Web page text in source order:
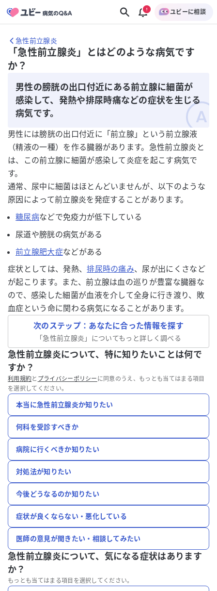
ユビーに相談
急性前立腺炎
「急性前立腺炎」とはどのような病気です
か？
男性の膀胱の出口付近にある前立腺に細菌が
感染して、発熱や排尿時痛などの症状を生じる
病気です。
男性には膀胱の出口付近に「前立腺」という前立腺液
（精液の一種）を作る臓器があります。急性前立腺炎と
は、この前立腺に細菌が感染して炎症を起こす病気で
す。
通常、尿中に細菌はほとんどいませんが、以下のような
原因によって前立腺炎を発症することがあります。
糖尿病などで免疫力が低下している
尿道や膀胱の病気がある
前立腺肥大症などがある
症状としては、発熱、排尿時の痛み、尿が出にくさなど
が起こります。また、前立腺は血の巡りが豊富な臓器な
ので、感染した細菌が血液を介して全身に行き渡り、敗
血症という命に関わる病気になることがあります。
次のステップ：あなたに合った情報を探す
「急性前立腺炎 」についてもっと詳しく調べる
急性前立腺炎について、特に知りたいことは何で
すか？
利用規約と プライバシーポリシー に同意のうえ、もっとも当てはまる項目
を選択してください。
本当に急性前立腺炎か知りたい
何科を受診すべきか
病院に行くべきか知りたい
対処法が知りたい
今後どうなるのか知りたい
症状が良くならない・悪化している
医師の意見が聞きたい・相談してみたい
急性前立腺炎について、 気になる症状はあります
か？
もっとも当てはまる項目を選択してください。